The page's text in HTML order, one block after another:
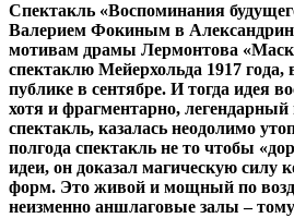
Спектакль «Воспоминания
Валерием Фокиным в
мотивам драмы Лермонтова
спектаклю Мейерхольда 1917
публике в сентябре. И тогда идея
хотя и фрагментарно, легендарный
спектакль, казалась неодолимо
полгода спектакль не то чтобы
идеи, он доказал магическую силу
форм. Это живой и мощный по
неизменно аншлаговые залы –